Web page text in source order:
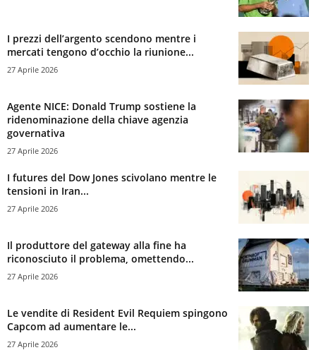
I prezzi dell’argento scendono mentre i
mercati tengono d’occhio la riunione...
27 Aprile 2026
Agente NICE: Donald Trump sostiene la
ridenominazione della chiave agenzia
governativa
27 Aprile 2026
I futures del Dow Jones scivolano mentre le
tensioni in Iran...
27 Aprile 2026
Il produttore del gateway alla fine ha
riconosciuto il problema, omettendo...
27 Aprile 2026
Le vendite di Resident Evil Requiem spingono
Capcom ad aumentare le...
27 Aprile 2026